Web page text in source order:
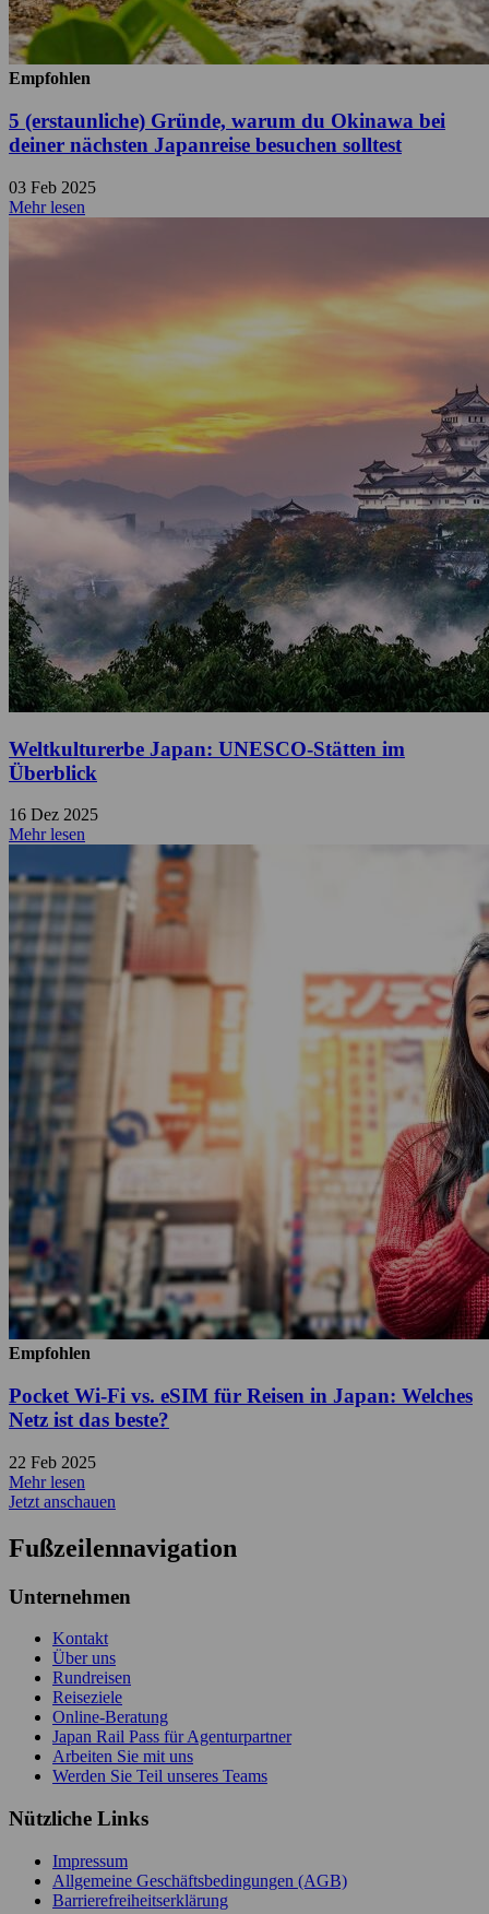
Empfohlen
5 (erstaunliche) Gründe, warum du Okinawa bei
deiner nächsten Japanreise besuchen solltest
03 Feb 2025
Mehr lesen
Weltkulturerbe Japan: UNESCO-Stätten im
Überblick
16 Dez 2025
Mehr lesen
Empfohlen
Pocket Wi-Fi vs. eSIM für Reisen in Japan: Welches
Netz ist das beste?
22 Feb 2025
Mehr lesen
Jetzt anschauen
Fußzeilennavigation
Unternehmen
Kontakt
Über uns
Rundreisen
Reiseziele
Online-Beratung
Japan Rail Pass für Agenturpartner
Arbeiten Sie mit uns
Werden Sie Teil unseres Teams
Nützliche Links
Impressum
Allgemeine Geschäftsbedingungen (AGB)
Barrierefreiheitserklärung